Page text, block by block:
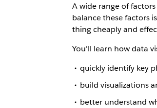
A wide range of
balance these factors
thing cheaply and
You'll learn how data
quickly identify key
build visualizations
better understand